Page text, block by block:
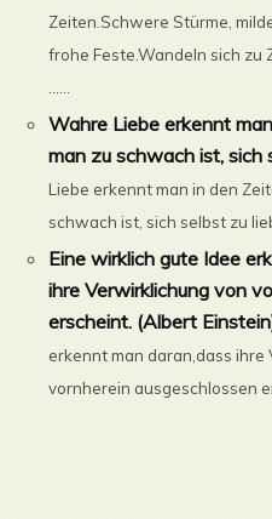
Zeiten.Schwere Stürme,
frohe Feste.Wandeln sich zu
Wahre Liebe erkennt
man zu schwach ist, sich
Liebe erkennt man in den
schwach ist, sich selbst zu
Eine wirklich gute Idee
ihre Verwirklichung von
erscheint. (Albert
erkennt man daran,dass ihre
vornherein ausgeschlossen